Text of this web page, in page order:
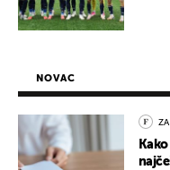
NOVAC